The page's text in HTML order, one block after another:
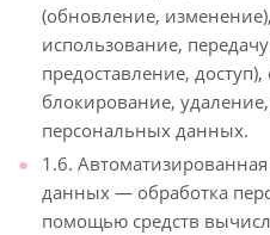
(обновление,
использование,
предоставление,
блокирование,
персональных данных.
1.6.
данных — обработка
помощью средств